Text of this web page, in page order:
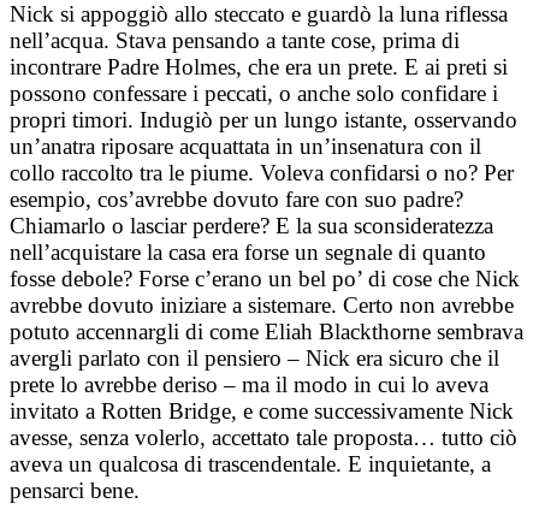
Nick si appoggiò allo steccato e guardò la luna riflessa
nell’acqua. Stava pensando a tante cose, prima di
incontrare Padre Holmes, che era un prete. E ai preti si
possono confessare i peccati, o anche solo confidare i
propri timori. Indugiò per un lungo istante, osservando
un’anatra riposare acquattata in un’insenatura con il
collo raccolto tra le piume. Voleva confidarsi o no? Per
esempio, cos’avrebbe dovuto fare con suo padre?
Chiamarlo o lasciar perdere? E la sua sconsideratezza
nell’acquistare la casa era forse un segnale di quanto
fosse debole? Forse c’erano un bel po’ di cose che Nick
avrebbe dovuto iniziare a sistemare. Certo non avrebbe
potuto accennargli di come Eliah Blackthorne sembrava
avergli parlato con il pensiero – Nick era sicuro che il
prete lo avrebbe deriso – ma il modo in cui lo aveva
invitato a Rotten Bridge, e come successivamente Nick
avesse, senza volerlo, accettato tale proposta… tutto ciò
aveva un qualcosa di trascendentale. E inquietante, a
pensarci bene.